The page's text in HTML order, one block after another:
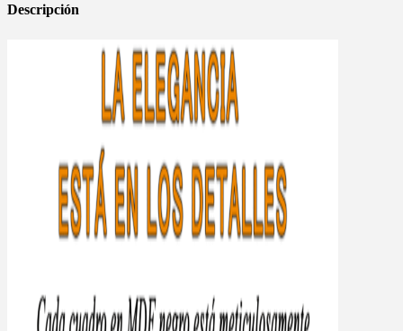
Descripción